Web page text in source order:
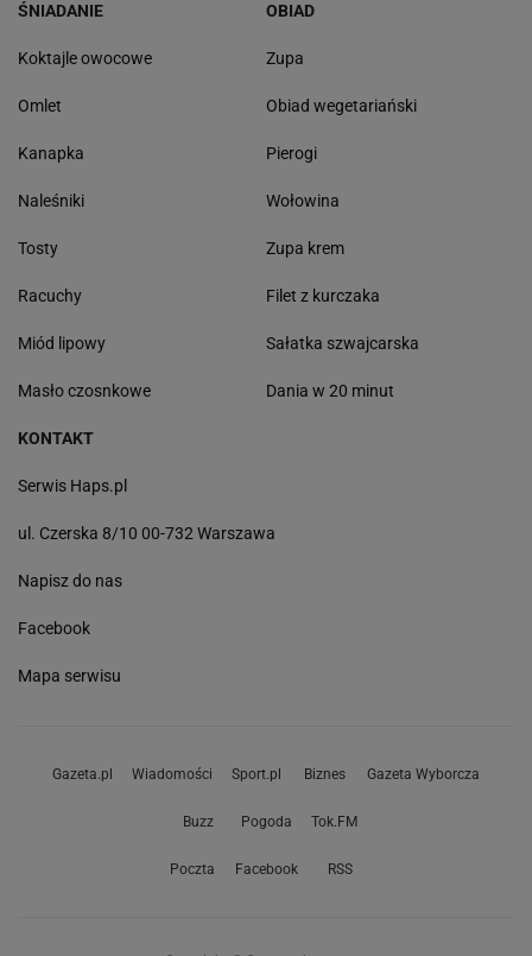
ŚNIADANIE
Koktajle owocowe
Omlet
Kanapka
Naleśniki
Tosty
Racuchy
Miód lipowy
Masło czosnkowe
OBIAD
Zupa
Obiad wegetariański
Pierogi
Wołowina
Zupa krem
Filet z kurczaka
Sałatka szwajcarska
Dania w 20 minut
KONTAKT
Serwis Haps.pl
ul. Czerska 8/10 00-732 Warszawa
Napisz do nas
Facebook
Mapa serwisu
Gazeta.pl Wiadomości Sport.pl Biznes Gazeta Wyborcza
Buzz Pogoda Tok.FM
Poczta Facebook RSS